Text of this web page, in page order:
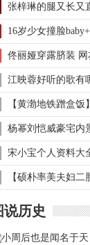
张梓琳的腿又长又
16岁少女撞脸
佟丽娅穿露脐装
马甲线超诱人
江映蓉好听的歌有
【黄渤地铁蹭盒
搞笑
杨幂刘恺威豪宅内
宋小宝个人资料大
【硕朴率美夫妇
怀二胎 大女儿刚1岁
说历史